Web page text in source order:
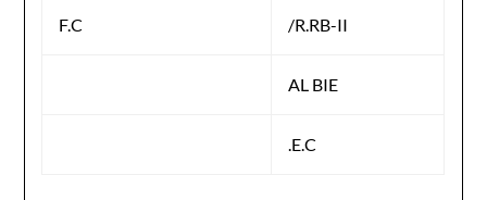
F.C /R.RB-II
AL BIE
.E.C